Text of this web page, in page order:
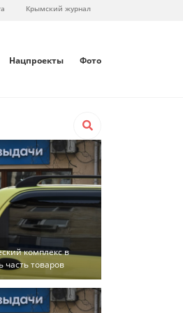
Крымский журнал
Нацпроекты Фото
комплекс в
часть товаров